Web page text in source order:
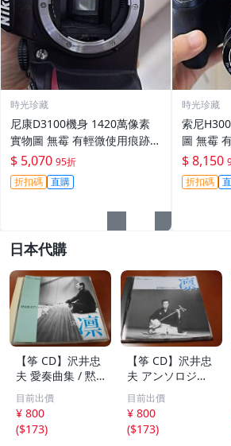
時光珍藏
尼康D3100機身 1420萬像素
實物圖 無霉 有輕微使用痕跡
機身原裝 無拆修無翻新 臨-34
3
$ 5,070 95折
折扣碼 直購
時光珍藏
索尼
圖 無霉
鏡頭原裝
$ 8,150
折扣碼
日本代購
【筝 CD】沢井忠
夫 愛奏曲集 / 黙
示 、波 、二つの
相 、箏二重奏ソ
ナタ 杵屋正邦 、
入野義朗 、小野
目前出價
¥ 800
($173)
【筝 CD】沢井忠
夫 アンソロジー
「凜」からの分売
沢井忠夫作品集
ライブ 風衣、水
の声、枯野砧、五
目前出價
¥ 800
($173)